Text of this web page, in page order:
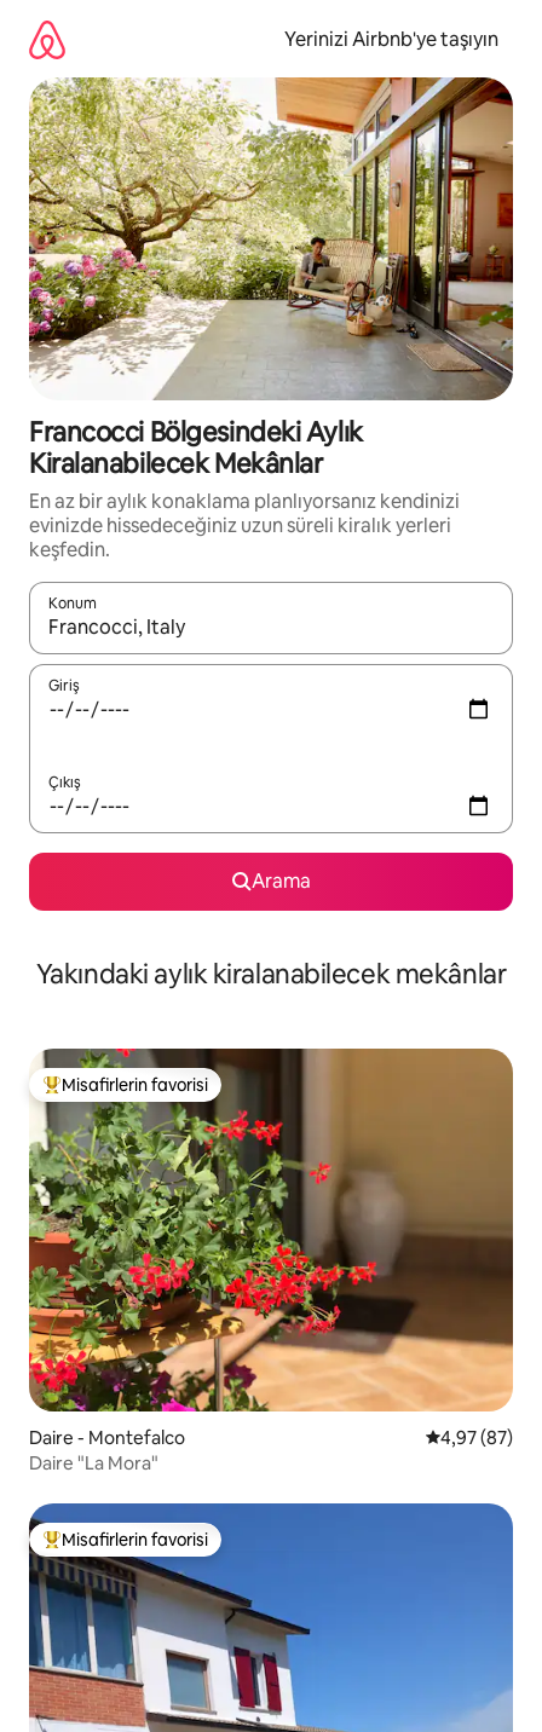
Yerinizi Airbnb'ye taşıyın
Francocci Bölgesindeki Aylık
Kiralanabilecek Mekânlar
En az bir aylık konaklama planlıyorsanız kendinizi
evinizde hissedeceğiniz uzun süreli kiralık yerleri
keşfedin.
Konum
Sonuçlar kullanılabilir olduğunda yukarı ve aşağı oklarıyla
Giriş
Çıkış
Arama
Yakındaki aylık kiralanabilecek mekânlar
Misafirlerin favorilerinden en beğenilenler arasında
Misafirlerin favorisi
Daire - Montefalco 5 üzerinden
4,97 (87)
Daire "La Mora"
Misafirlerin favorilerinden en beğenilenler arasında
Misafirlerin favorisi